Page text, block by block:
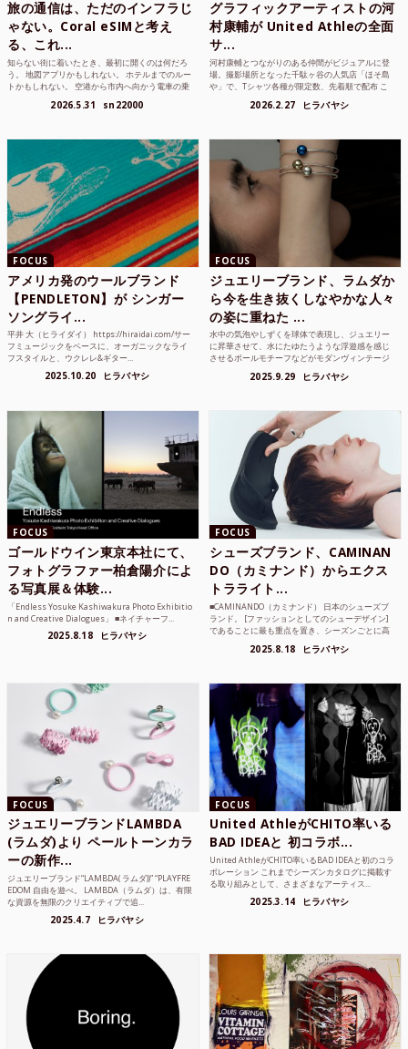
旅の通信は、ただのインフラじ
ゃない。Coral eSIMと考え
る、これ...
知らない街に着いたとき、最初に開くのは何だろ
う。 地図アプリかもしれない。 ホテルまでのルー
トかもしれない。 空港から市内へ向かう電車の乗
2026.5.31 sn22000
グラフィックアーティストの河
村康輔が United Athleの全面
サ...
河村康輔とつながりのある仲間がビジュアルに登
場。撮影場所となった千駄ヶ谷の人気店「ほそ島
や」で、Tシャツ各種が限定数、先着順で配布 こ
2026.2.27 ヒラバヤシ
FOCUS
アメリカ発のウールブランド
【PENDLETON】が シンガー
ソングライ...
平井 大（ヒライダイ） https://hiraidai.com/サー
フミュージックをベースに、オーガニックなライ
フスタイルと、ウクレレ&ギター...
2025.10.20 ヒラバヤシ
FOCUS
ジュエリーブランド、ラムダか
ら今を生き抜くしなやかな人々
の姿に重ねた ...
水中の気泡やしずくを球体で表現し、ジュエリー
に昇華させて、水にたゆたうような浮遊感を感じ
させるボールモチーフなどがモダンヴィンテージ
2025.9.29 ヒラバヤシ
FOCUS
ゴールドウイン東京本社にて、
フォトグラファー柏倉陽介によ
る写真展＆体験...
「Endless Yosuke Kashiwakura Photo Exhibitio
n and Creative Dialogues」 ■ネイチャーフ...
2025.8.18 ヒラバヤシ
FOCUS
シューズブランド、CAMINAN
DO（カミナンド）からエクス
トラライト...
■CAMINANDO（カミナンド） 日本のシューズブ
ランド。 [ファッションとしてのシューデザイン]
であることに最も重点を置き、シーズンごとに高
2025.8.18 ヒラバヤシ
FOCUS
ジュエリーブランドLAMBDA
(ラムダ)より ペールトーンカラ
ーの新作...
ジュエリーブランド“LAMBDA( ラムダ))” “PLAYFRE
EDOM 自由を遊べ。 LAMBDA（ラムダ）は、有限
な資源を無限のクリエイティブで追...
2025.4.7 ヒラバヤシ
FOCUS
United AthleがCHITO率いる
BAD IDEAと 初コラボ...
United AthleがCHITO率いるBAD IDEAと初のコラ
ボレーション これまでシーズンカタログに掲載す
る取り組みとして、さまざまなアーティス...
2025.3.14 ヒラバヤシ